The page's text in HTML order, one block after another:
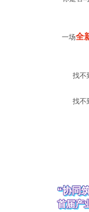
一场全
找不
找不
“协同
首届产